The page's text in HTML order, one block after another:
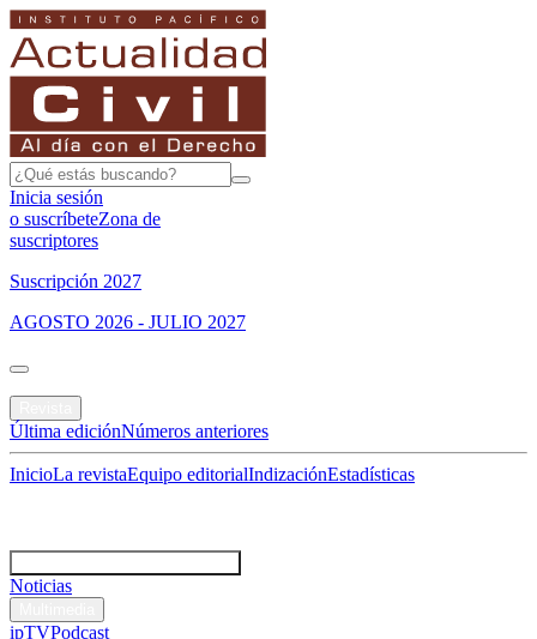
Inicia sesión
o suscríbeteZona de
suscriptores
Suscripción 2027
AGOSTO 2026 - JULIO 2027
Última ediciónNúmeros anteriores
InicioLa revistaEquipo editorialIndizaciónEstadísticas
Noticias
ipTVPodcast